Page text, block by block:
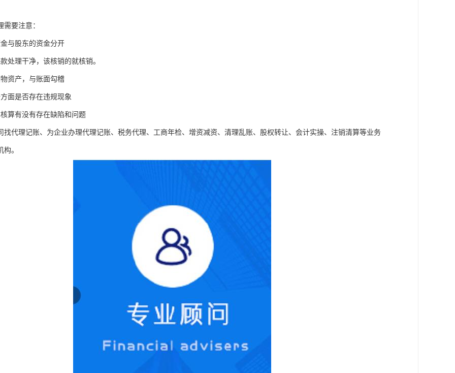
需要注意：
与股东的资金分开
处理干净，该核销的就核销。
资产，与账面勾稽
面是否存在违规现象
算有没有存在缺陷和问题
找代理记账、为企业办理代理记账、税务代理、工商年检、增资减资、清理乱账、股权转让、会计实操、注销清算等业务
。